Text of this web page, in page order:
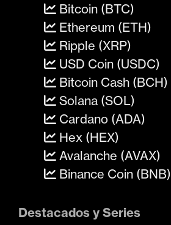
Bitcoin (BTC)
Ethereum (ETH)
Ripple (XRP)
USD Coin (USDC)
Bitcoin Cash (BCH)
Solana (SOL)
Cardano (ADA)
Hex (HEX)
Avalanche (AVAX)
Binance Coin (BNB)
Destacados y Series